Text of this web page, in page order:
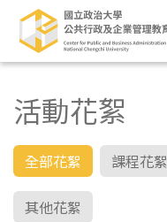
活動花絮
全部花絮 課程花絮
其他花絮